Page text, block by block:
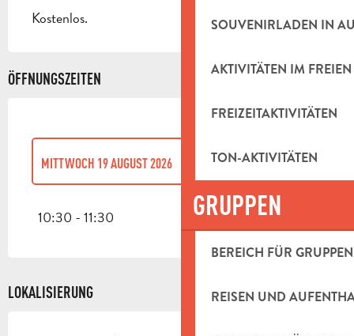
SOUVENIRLADEN IN
AKTIVITÄTEN IM FREIEN
FREIZEITAKTIVITÄTEN
TON-AKTIVITÄTEN
GRUPPEN
BEREICH FÜR GRUPPEN
REISEN UND
Kostenlos.
ÖFFNUNGSZEITEN
MITTWOCH 19 AUGUST 2026
10:30 - 11:30
LOKALISIERUNG